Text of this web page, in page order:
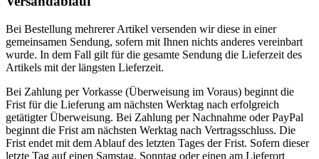
Bei Bestellung mehrerer Artikel versenden wir diese in einer
gemeinsamen Sendung, sofern mit Ihnen nichts anderes vereinbart
wurde. In dem Fall gilt für die gesamte Sendung die Lieferzeit des
Artikels mit der längsten Lieferzeit.
Bei Zahlung per Vorkasse (Überweisung im Voraus) beginnt die
Frist für die Lieferung am nächsten Werktag nach erfolgreich
getätigter Überweisung. Bei Zahlung per Nachnahme oder PayPal
beginnt die Frist am nächsten Werktag nach Vertragsschluss. Die
Frist endet mit dem Ablauf des letzten Tages der Frist. Sofern dieser
letzte Tag auf einen Samstag, Sonntag oder einen am Lieferort